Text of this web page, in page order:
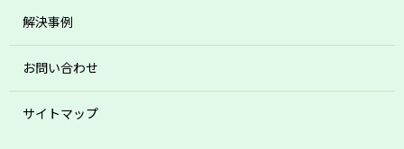
解決事例
お問い合わせ
サイトマップ